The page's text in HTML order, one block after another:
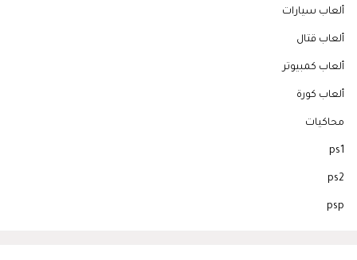
ألعاب سيارات
ألعاب قتال
ألعاب كمبيوتر
ألعاب كورة
محاكيات
ps1
ps2
psp